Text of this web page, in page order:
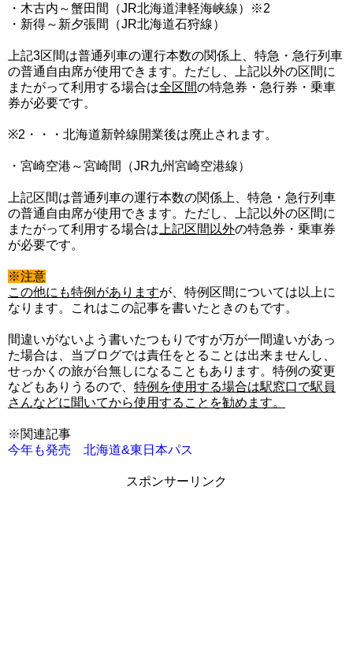
・木古内～蟹田間（JR北海道津軽海峡線）※2
・新得～新夕張間（JR北海道石狩線）
上記3区間は普通列車の運行本数の関係上、特急・急行列車
の普通自由席が使用できます。ただし、上記以外の区間に
またがって利用する場合は全区間の特急券・急行券・乗車
券が必要です。
※2・・・北海道新幹線開業後は廃止されます。
・宮崎空港～宮崎間（JR九州宮崎空港線）
上記区間は普通列車の運行本数の関係上、特急・急行列車
の普通自由席が使用できます。ただし、上記以外の区間に
またがって利用する場合は 上記区間以外の特急券・乗車券
が必要です。
※注意
この他にも特例がありますが、特例区間については以上に
なります。これはこの記事を書いたときのもです。
間違いがないよう書いたつもりですが万が一間違いがあっ
た場合は、当ブログでは責任をとることは出来ませんし、
せっかくの旅が台無しになることもあります。特例の変更
などもありうるので、 特例を使用する場合は駅窓口で駅員
さんなどに聞いてから使用することを勧めます。
※関連記事
今年も発売 北海道&東日本パス
スポンサーリンク